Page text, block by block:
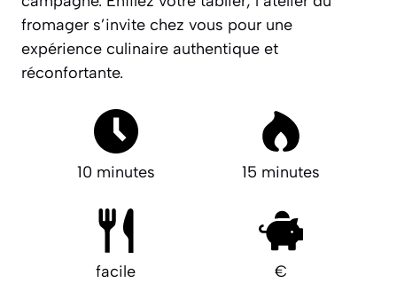
fromager s’invite chez vous pour une
expérience culinaire authentique et
réconfortante.
10 minutes 15 minutes
facile €